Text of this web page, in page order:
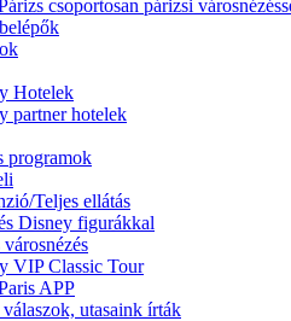
csoportosan párizsi
Hotelek
partner hotelek
programok
Teljes ellátás
Disney figurákkal
városnézés
VIP Classic Tour
APP
utasaink írták